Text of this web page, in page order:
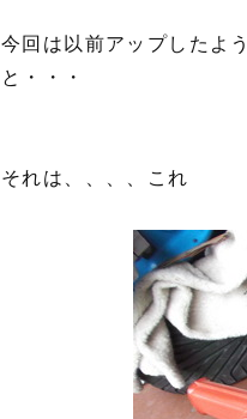
今回は以前アップしたよ
と・・・
それは、、、、これ